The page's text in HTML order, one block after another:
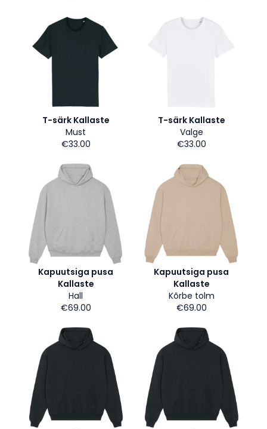
T-särk Kallaste
Must
€33.00
T-särk Kallaste
Valge
€33.00
Kapuutsiga pusa
Kallaste
Hall
€69.00
Kapuutsiga pusa
Kallaste
Kõrbe tolm
€69.00